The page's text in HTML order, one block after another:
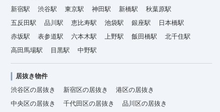
新宿駅
渋谷駅 東京駅 神田駅 新橋駅
秋葉原駅
五反田駅
品川駅 恵比寿駅 池袋駅 銀座駅
日本橋駅
赤坂駅
表参道駅 六本木駅 上野駅 飯田橋駅
北千住駅
高田馬場駅
目黒駅 中野駅
居抜き物件
渋谷区の居抜き
新宿区の居抜き
港区の居抜き
中央区の居抜き
千代田区の居抜き
品川区の居抜き